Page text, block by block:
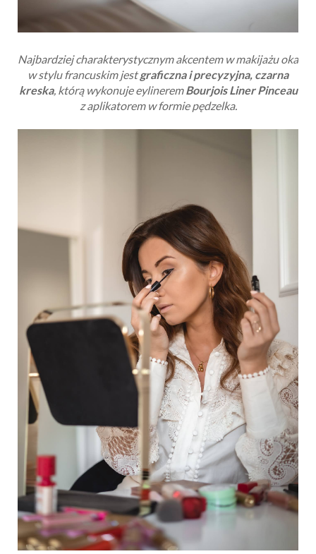
Najbardziej charakterystycznym akcentem w makijażu oka
w stylu francuskim jestgraficzna i precyzyjna, czarna
kreska, którą wykonuje eylineremBourjoisLiner Pinceau
z aplikatorem w formie pędzelka.